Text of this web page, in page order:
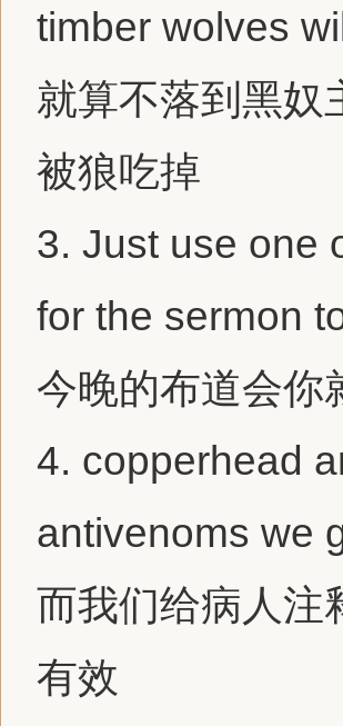
timber wolves
就算不落到黑奴
被狼吃掉
3. Just use one
for the sermon
今晚的布道会你
4. copperhead
antivenoms we
而我们给病人注
有效